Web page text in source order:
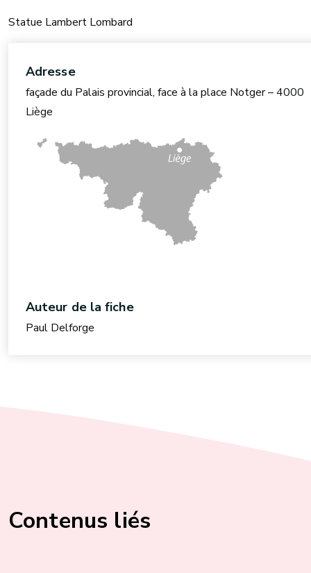
Statue Lambert Lombard
Adresse
façade du Palais provincial, face à la place Notger – 4000
Liège
Auteur de la fiche
Paul Delforge
Contenus liés